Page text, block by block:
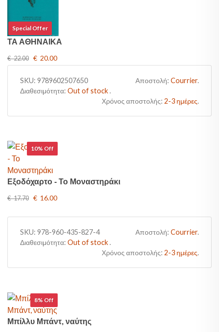
Special Offer
ΤΑ ΑΘΗΝΑΙΚΑ
€ 22.00 € 20.00
SKU: 9789602507650 Αποστολή: Courrier.
Διαθεσιμότητα: Out of stock.
Χρόνος αποστολής: 2-3 ημέρες.
10% Off
Εξοδόχαρτο - Το Μοναστηράκι
€ 17.70 € 16.00
SKU: 978-960-435-827-4 Αποστολή: Courrier.
Διαθεσιμότητα: Out of stock.
Χρόνος αποστολής: 2-3 ημέρες.
8% Off
Μπίλλυ Μπάντ, ναύτης